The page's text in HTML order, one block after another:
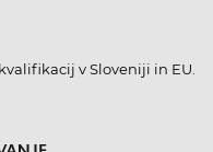
v Sloveniji in EU.